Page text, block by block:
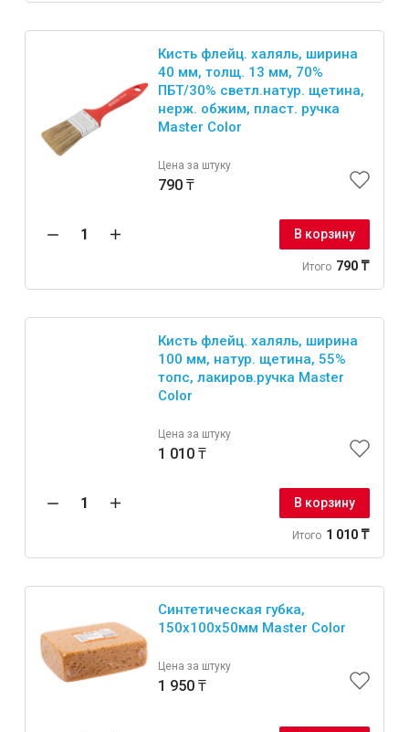
Кисть флейц. халяль, ширина
40 мм, толщ. 13 мм, 70%
ПБT/30% светл.натур. щетина,
нерж. обжим, пласт. ручка
Master Color
Цена за штуку
790 ₸
В корзину
Итого 790 ₸
Кисть флейц. халяль, ширина
100 мм, натур. щетина, 55%
топс, лакиров.ручка Master
Color
Цена за штуку
1 010 ₸
В корзину
Итого 1 010 ₸
Синтетическая губка,
150х100х50мм Master Color
Цена за штуку
1 950 ₸